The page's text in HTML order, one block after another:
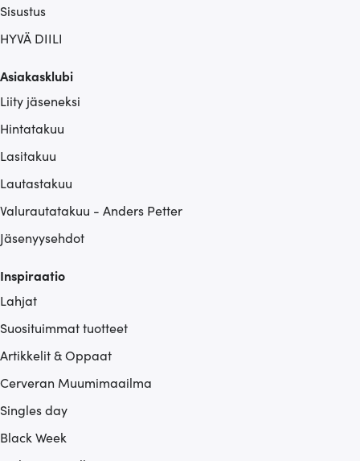
Sisustus
HYVÄ DIILI
Asiakasklubi
Liity jäseneksi
Hintatakuu
Lasitakuu
Lautastakuu
Valurautatakuu - Anders Petter
Jäsenyysehdot
Inspiraatio
Lahjat
Suosituimmat tuotteet
Artikkelit & Oppaat
Cerveran Muumimaailma
Singles day
Black Week